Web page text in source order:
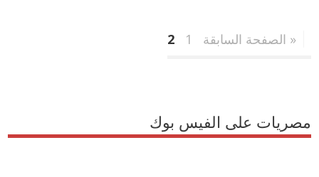
« الصفحة السابقة 1
2
مصريات على الفيس بوك